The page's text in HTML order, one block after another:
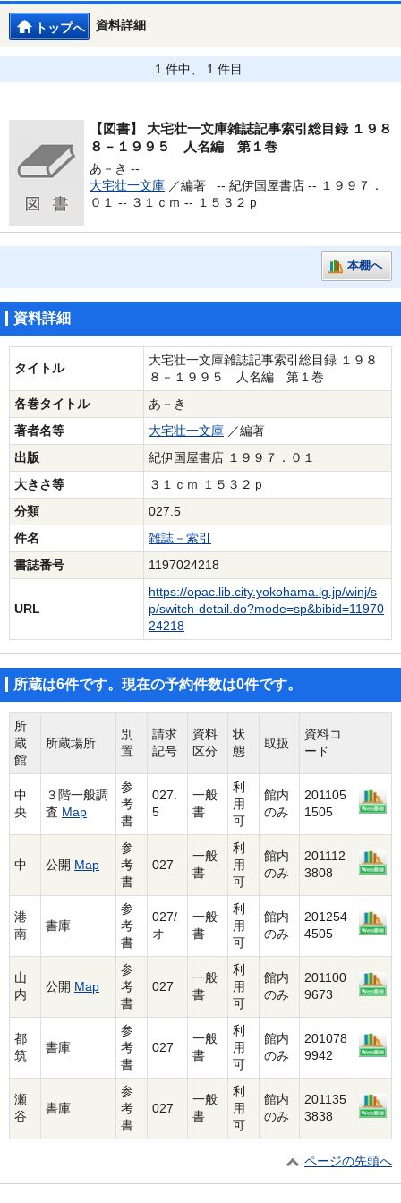
資料詳細
トップへ
1 件中、 1 件目
【図書】
大宅壮一文庫雑誌記事索引総目録 １９８
８－１９９５ 人名編 第１巻
あ－き --
大宅壮一文庫 ／編著 -- 紀伊国屋書店 -- １９９７．
０１ -- ３１ｃｍ -- １５３２ｐ
本棚へ
資料詳細
タイトル
大宅壮一文庫雑誌記事索引総目録 １９８
８－１９９５ 人名編 第１巻
各巻タイトル
あ－き
著者名等
大宅壮一文庫 ／編著
出版
紀伊国屋書店 １９９７．０１
大きさ等
３１ｃｍ １５３２ｐ
分類
027.5
件名
雑誌－索引
書誌番号
1197024218
URL
https://opac.lib.city.yokohama.lg.jp/winj/s
p/switch-detail.do?mode=sp&bibid=11970
24218
所蔵は6件です。現在の予約件数は0件です。
所
蔵
館
所蔵場所
別
置
請求
記号
資料
区分
状
態
取扱
資料コ
ード
中
央
３階一般調
査 Map
参
考
書
027.
5
一般
書
利
用
可
館内
のみ
201105
1505
中 公開 Map
参
考
書
027
一般
書
利
用
可
館内
のみ
201112
3808
港
南
書庫
参
考
書
027/
オ
一般
書
利
用
可
館内
のみ
201254
4505
山
内
公開 Map
参
考
書
027
一般
書
利
用
可
館内
のみ
201100
9673
都
筑
書庫
参
考
書
027
一般
書
利
用
可
館内
のみ
201078
9942
瀬
谷
書庫
参
考
書
027
一般
書
利
用
可
館内
のみ
201135
3838
ページの先頭へ